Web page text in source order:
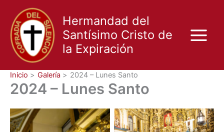
contenido
Hermandad del
Santísimo Cristo de
la Expiración
Inicio Galería 2024 – Lunes Santo
2024 – Lunes Santo